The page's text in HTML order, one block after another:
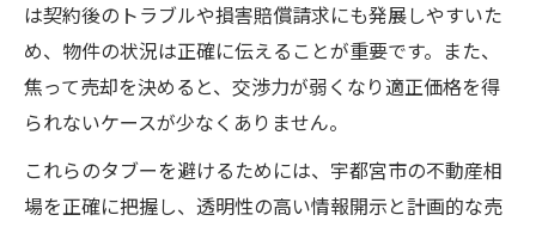
は契約後のトラブルや損害賠償請求にも発展しやすいた
め、物件の状況は正確に伝えることが重要です。また、
焦って売却を決めると、交渉力が弱くなり適正価格を得
られないケースが少なくありません。
これらのタブーを避けるためには、宇都宮市の不動産相
場を正確に把握し、透明性の高い情報開示と計画的な売